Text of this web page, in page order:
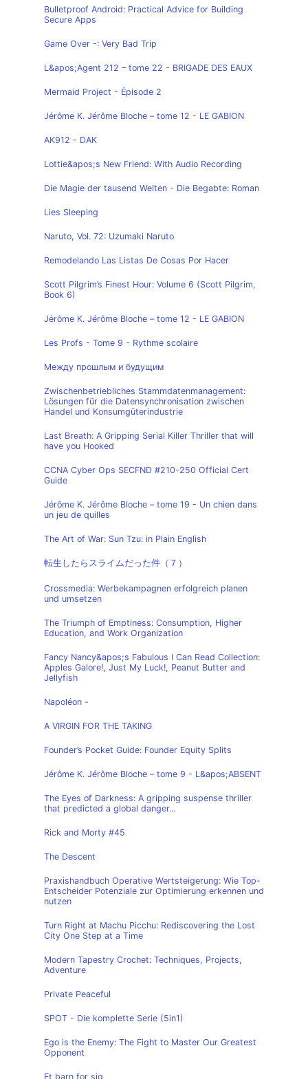
Bulletproof Android: Practical Advice for Building
Secure Apps
Game Over -: Very Bad Trip
L&apos;Agent 212 – tome 22 - BRIGADE DES EAUX
Mermaid Project - Épisode 2
Jérôme K. Jérôme Bloche – tome 12 - LE GABION
AK912 - DAK
Lottie&apos;s New Friend: With Audio Recording
Die Magie der tausend Welten - Die Begabte: Roman
Lies Sleeping
Naruto, Vol. 72: Uzumaki Naruto
Remodelando Las Listas De Cosas Por Hacer
Scott Pilgrim’s Finest Hour: Volume 6 (Scott Pilgrim,
Book 6)
Jérôme K. Jérôme Bloche – tome 12 - LE GABION
Les Profs - Tome 9 - Rythme scolaire
Между прошлым и будущим
Zwischenbetriebliches Stammdatenmanagement:
Lösungen für die Datensynchronisation zwischen
Handel und Konsumgüterindustrie
Last Breath: A Gripping Serial Killer Thriller that will
have you Hooked
CCNA Cyber Ops SECFND #210-250 Official Cert
Guide
Jérôme K. Jérôme Bloche – tome 19 - Un chien dans
un jeu de quilles
The Art of War: Sun Tzu: in Plain English
転生したらスライムだった件（７）
Crossmedia: Werbekampagnen erfolgreich planen
und umsetzen
The Triumph of Emptiness: Consumption, Higher
Education, and Work Organization
Fancy Nancy&apos;s Fabulous I Can Read Collection:
Apples Galore!, Just My Luck!, Peanut Butter and
Jellyfish
Napoléon -
A VIRGIN FOR THE TAKING
Founder’s Pocket Guide: Founder Equity Splits
Jérôme K. Jérôme Bloche – tome 9 - L&apos;ABSENT
The Eyes of Darkness: A gripping suspense thriller
that predicted a global danger...
Rick and Morty #45
The Descent
Praxishandbuch Operative Wertsteigerung: Wie Top-
Entscheider Potenziale zur Optimierung erkennen und
nutzen
Turn Right at Machu Picchu: Rediscovering the Lost
City One Step at a Time
Modern Tapestry Crochet: Techniques, Projects,
Adventure
Private Peaceful
SPOT - Die komplette Serie (5in1)
Ego is the Enemy: The Fight to Master Our Greatest
Opponent
Et barn for sig